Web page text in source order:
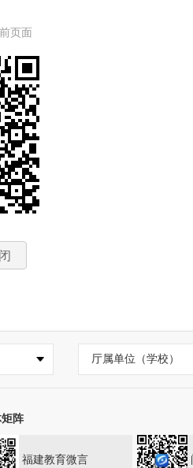
页面
厅属单位（学校）
阵
福建教育微言